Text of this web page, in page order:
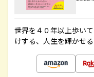
世界を４０年以上歩い
けする、人生を輝かせ